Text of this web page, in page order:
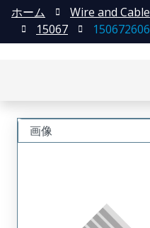
ホーム Wire and Cable
15067
150672606
画像